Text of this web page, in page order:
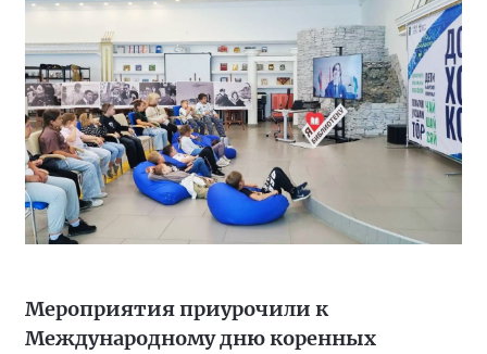
Мероприятия приурочили к
Международному дню коренных